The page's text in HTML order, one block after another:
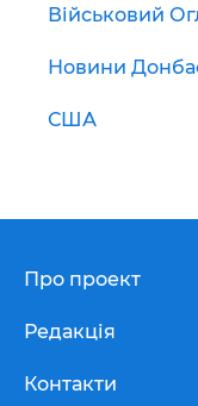
Військовий
Новини
США
Про проект
Редакція
Контакти